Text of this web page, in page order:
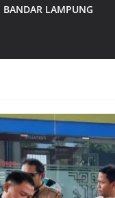
BANDAR LAMPUNG